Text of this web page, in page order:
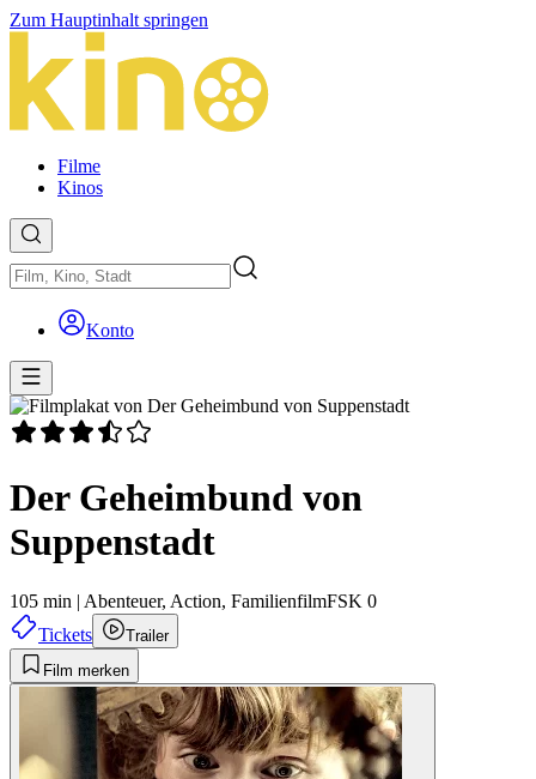
Zum Hauptinhalt springen
Filme
Kinos
Konto
Der Geheimbund von
Suppenstadt
105 min | Abenteuer, Action, FamilienfilmFSK 0
Tickets
Trailer
Film merken